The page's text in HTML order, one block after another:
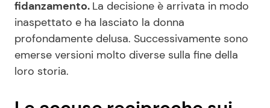
fidanzamento. La decisione è arrivata in modo
inaspettato e ha lasciato la donna
profondamente delusa. Successivamente sono
emerse versioni molto diverse sulla fine della
loro storia.